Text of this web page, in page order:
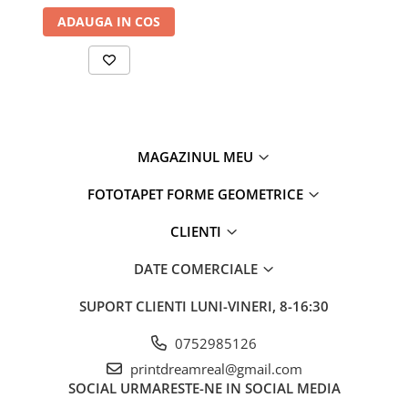
ADAUGA IN COS
MAGAZINUL MEU
FOTOTAPET FORME GEOMETRICE
CLIENTI
DATE COMERCIALE
SUPORT CLIENTI LUNI-VINERI, 8-16:30
0752985126
printdreamreal@gmail.com
SOCIAL URMARESTE-NE IN SOCIAL MEDIA